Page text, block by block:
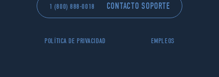
POLÍTICA DE PRIVACIDAD EMPLEOS
1 (800) 888-0018 CONTACTO SOPORTE